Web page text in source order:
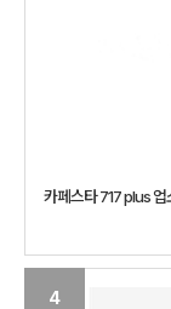
카페스타 717 plus
4